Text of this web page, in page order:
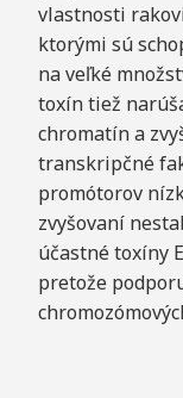
vlastnosti
ktorými sú
na veľké
toxín tiež
chromatín a
transkripčné
promótorov
zvyšovaní
účastné toxíny
pretože